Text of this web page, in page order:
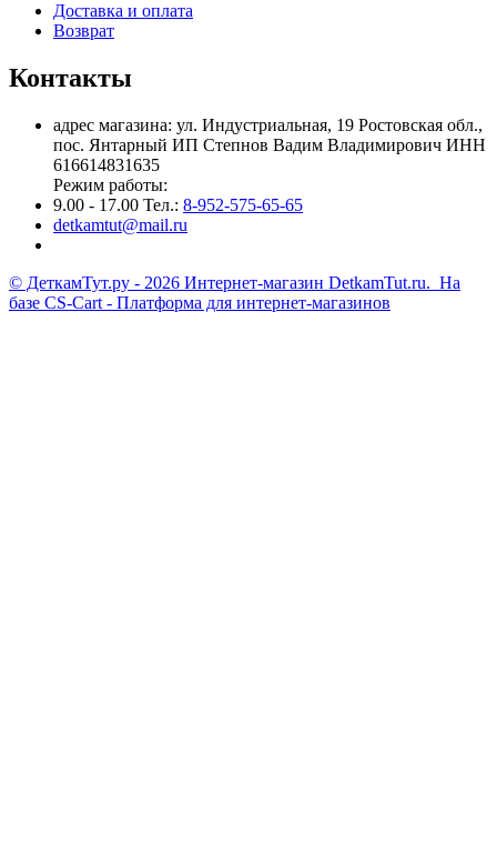
Доставка и оплата
Возврат
Контакты
адрес магазина: ул. Индустриальная, 19 Ростовская обл.,
пос. Янтарный ИП Степнов Вадим Владимирович ИНН
616614831635
Режим работы:
9.00 - 17.00 Тел.: 8-952-575-65-65
detkamtut@mail.ru
© ДеткамТут.ру - 2026 Интернет-магазин DetkamTut.ru. На
базе CS-Cart - Платформа для интернет-магазинов